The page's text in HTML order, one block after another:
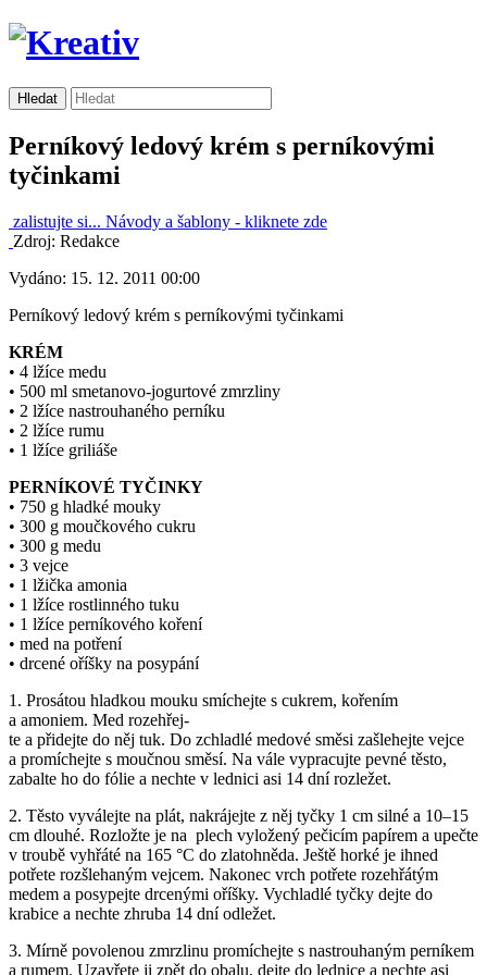
Perníkový ledový krém s perníkovými
tyčinkami
zalistujte si... Návody a šablony - kliknete zde
Zdroj: Redakce
Vydáno: 15. 12. 2011 00:00
Perníkový ledový krém s perníkovými tyčinkami
KRÉM
• 4 lžíce medu
• 500 ml smetanovo-jogurtové zmrzliny
• 2 lžíce nastrouhaného perníku
• 2 lžíce rumu
• 1 lžíce griliáše
PERNÍKOVÉ TYČINKY
• 750 g hladké mouky
• 300 g moučkového cukru
• 300 g medu
• 3 vejce
• 1 lžička amonia
• 1 lžíce rostlinného tuku
• 1 lžíce perníkového koření
• med na potření
• drcené oříšky na posypání
1. Prosátou hladkou mouku smíchejte s cukrem, kořením
a amoniem. Med rozehřej-
te a přidejte do něj tuk. Do zchladlé medové směsi zašlehejte vejce
a promíchejte s moučnou směsí. Na vále vypracujte pevné těsto,
zabalte ho do fólie a nechte v lednici asi 14 dní rozležet.
2. Těsto vyválejte na plát, nakrájejte z něj tyčky 1 cm silné a 10–15
cm dlouhé. Rozložte je na plech vyložený pečicím papírem a upečte
v troubě vyhřáté na 165 °C do zlatohněda. Ještě horké je ihned
potřete rozšlehaným vejcem. Nakonec vrch potřete rozehřátým
medem a posypejte drcenými oříšky. Vychladlé tyčky dejte do
krabice a nechte zhruba 14 dní odležet.
3. Mírně povolenou zmrzlinu promíchejte s nastrouhaným perníkem
a rumem. Uzavřete ji zpět do obalu, dejte do lednice a nechte asi